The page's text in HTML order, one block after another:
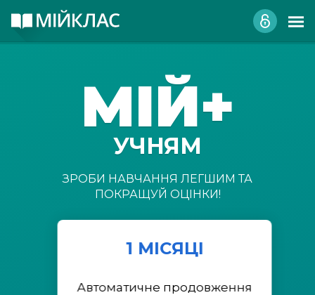
МІЙ+
УЧНЯМ
ЗРОБИ НАВЧАННЯ ЛЕГШИМ ТА
ПОКРАЩУЙ ОЦІНКИ!
1 МІСЯЦІ
Автоматичне продовження